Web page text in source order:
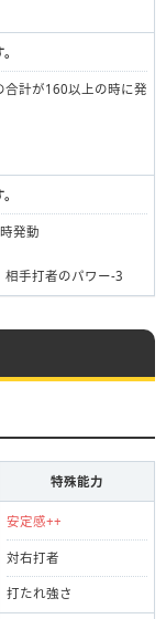
計が160以上の時に発
発動
相手打者のパワー-3
特殊能力
安定感++
対右打者
打たれ強さ